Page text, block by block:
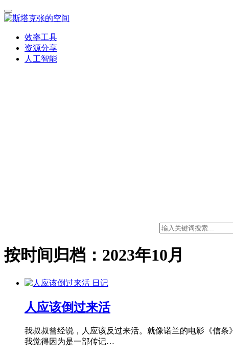
效率工具
资源分享
人工智能
按时间归档：2023年10月
日记
人应该倒过来活
我叔叔曾经说，人应该反过来活。就像诺兰的电影《信
我觉得因为是一部传记…